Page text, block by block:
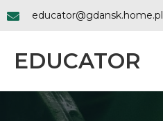
educator@gdansk.home.pl
EDUCATOR